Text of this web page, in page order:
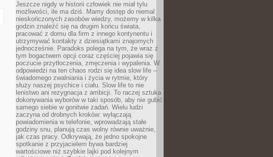
Jeszcze nigdy w historii człowiek nie miał tylu
możliwości, ile ma dziś. Mamy dostęp do niemal
nieskończonych zasobów wiedzy, możemy w kilka
godzin znaleźć się na drugim końcu świata,
pracować z domu dla firm z innego kontynentu i
utrzymywać kontakty z dziesiątkami znajomych
jednocześnie. Paradoks polega na tym, że wraz z
tym bogactwem opcji coraz częściej pojawia się
poczucie przytłoczenia, zmęczenia i wypalenia. W
odpowiedzi na ten chaos rodzi się idea slow life –
świadomego zwalniania i życia w rytmie, który
służy naszej psychice i ciału. Slow life to nie
lenistwo ani rezygnacja z ambicji. To raczej sztuka
dokonywania wyborów w taki sposób, aby nie gubić
samego siebie w gonitwie zadań. Wielu ludzi
zaczyna od drobnych kroków: wyłączają
powiadomienia w telefonie, wprowadzają stałe
godziny snu, planują czas wolny równie uważnie,
jak czas pracy. Odkrywają, że jedno spokojne
spotkanie z przyjacielem bywa bardziej
wartościowe niż szybkie lajki pod kolejnym